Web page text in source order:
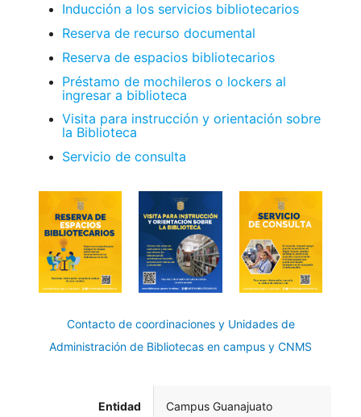
Inducción a los servicios bibliotecarios
Reserva de recurso documental
Reserva de espacios bibliotecarios
Préstamo de mochileros o lockers al
ingresar a biblioteca
Visita para instrucción y orientación sobre
la Biblioteca
Servicio de consulta
Contacto de coordinaciones y Unidades de
Administración de Bibliotecas en campus y CNMS
Entidad Campus Guanajuato